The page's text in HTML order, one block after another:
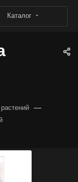
Каталог
—